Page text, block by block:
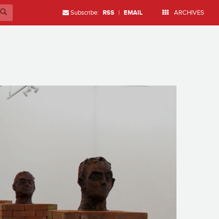
Subscribe: RSS | EMAIL ARCHIVES